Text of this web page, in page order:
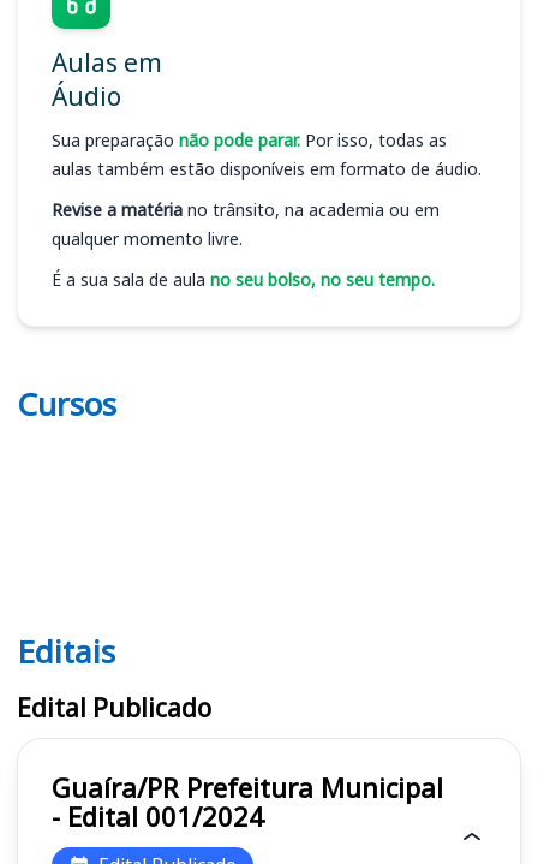
Aulas em
Áudio
Sua preparação não pode parar. Por isso, todas as
aulas também estão disponíveis em formato de áudio.
Revise a matéria no trânsito, na academia ou em
qualquer momento livre.
É a sua sala de aula no seu bolso, no seu tempo.
Cursos
Editais
Editais
Edital Publicado
Guaíra/PR Prefeitura Municipal
- Edital 001/2024